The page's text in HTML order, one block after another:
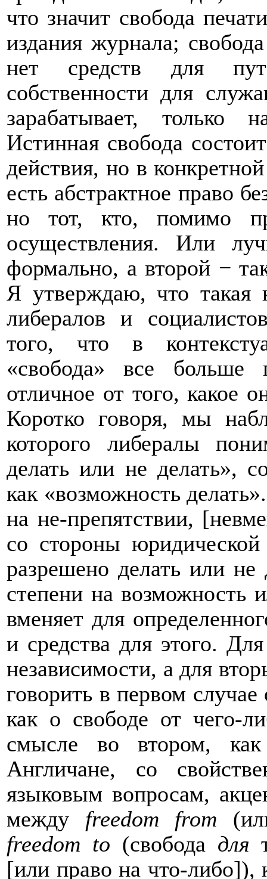
что значит свобода
издания журнала;
нет средств для
собственности для
зарабатывает, только
Истинная свобода
действия, но в
есть абстрактное право
но тот, кто, помимо
осуществления. Или
формально, а второй −
Я утверждаю, что такая
либералов и
того, что в
«свобода» все больше
отличное от того, какое
Коротко говоря, мы
которого либералы
делать или не делать»,
как «возможность
на не-препятствии,
со стороны
разрешено делать или
степени на возможность
вменяет для
и средства для этого.
независимости, а для
говорить в первом
как о свободе от чего-
смысле во втором,
Англичане, со
языковым вопросам,
между freedom from
freedom to (свобода для
[или право на что-либо]),